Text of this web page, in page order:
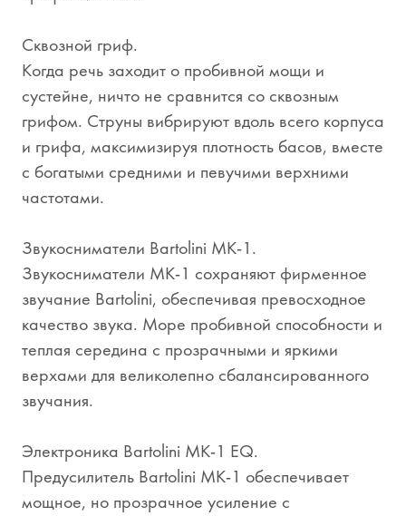
Сквозной гриф.
Когда речь заходит о пробивной мощи и
сустейне, ничто не сравнится со сквозным
грифом. Струны вибрируют вдоль всего корпуса
и грифа, максимизируя плотность басов, вместе
с богатыми средними и певучими верхними
частотами.
Звукосниматели Bartolini MK-1.
Звукосниматели MK-1 сохраняют фирменное
звучание Bartolini, обеспечивая превосходное
качество звука. Море пробивной способности и
теплая середина с прозрачными и яркими
верхами для великолепно сбалансированного
звучания.
Электроника Bartolini MK-1 EQ.
Предусилитель Bartolini MK-1 обеспечивает
мощное, но прозрачное усиление с